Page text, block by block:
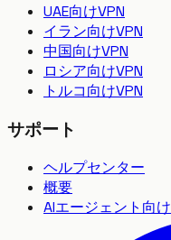
UAE向けVPN
イラン向けVPN
中国向けVPN
ロシア向けVPN
トルコ向けVPN
サポート
ヘルプセンター
概要
AIエージェント向け